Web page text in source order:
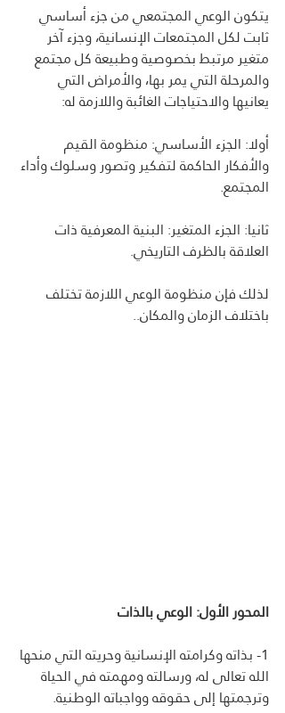
يتكون الوعي المجتمعي من جزء أساسي
ثابت لكل المجتمعات الإنسانية، وجزء آخر
متغير مرتبط بخصوصية وطبيعة كل مجتمع
والمرحلة التي يمر بها، والأمراض التي
يعانيها والاحتياجات الغائبة واللازمة له:
أولا: الجزء الأساسي: منظومة القيم
والأفكار الحاكمة لتفكير وتصور وسلوك وأداء
المجتمع.
ثانيا: الجزء المتغير: البنية المعرفية ذات
العلاقة بالظرف التاريخي.
لذلك فإن منظومة الوعي اللازمة تختلف
باختلاف الزمان والمكان..
المحور الأول: الوعي بالذات
1- بذاته وكرامته الإنسانية وحريته التي منحها
الله تعالى له، ورسالته ومهمته في الحياة
وترجمتها إلى حقوقه وواجباته الوطنية.